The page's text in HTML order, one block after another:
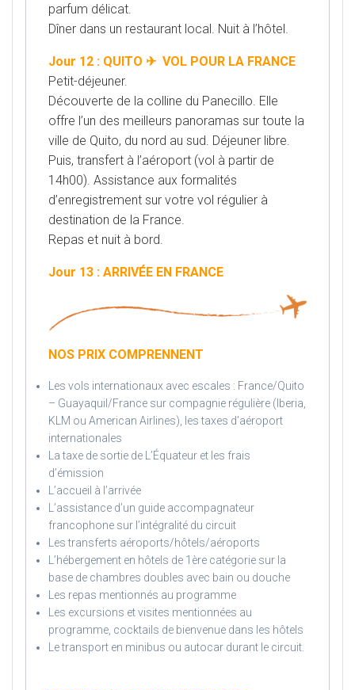
parfum délicat.
Dîner dans un restaurant local. Nuit à l’hôtel.
Jour 12 : QUITO ✈ VOL POUR LA FRANCE
Petit-déjeuner.
Découverte de la colline du Panecillo. Elle
offre l’un des meilleurs panoramas sur toute la
ville de Quito, du nord au sud. Déjeuner libre.
Puis, transfert à l’aéroport (vol à partir de
14h00). Assistance aux formalités
d’enregistrement sur votre vol régulier à
destination de la France.
Repas et nuit à bord.
Jour 13 : ARRIVÉE EN FRANCE
NOS PRIX COMPRENNENT
Les vols internationaux avec escales : France/Quito
– Guayaquil/France sur compagnie régulière (Iberia,
KLM ou American Airlines), les taxes d’aéroport
internationales
La taxe de sortie de L’Équateur et les frais
d’émission
L’accueil à l’arrivée
L’assistance d’un guide accompagnateur
francophone sur l’intégralité du circuit
Les transferts aéroports/hôtels/aéroports
L’hébergement en hôtels de 1ère catégorie sur la
base de chambres doubles avec bain ou douche
Les repas mentionnés au programme
Les excursions et visites mentionnées au
programme, cocktails de bienvenue dans les hôtels
Le transport en minibus ou autocar durant le circuit.